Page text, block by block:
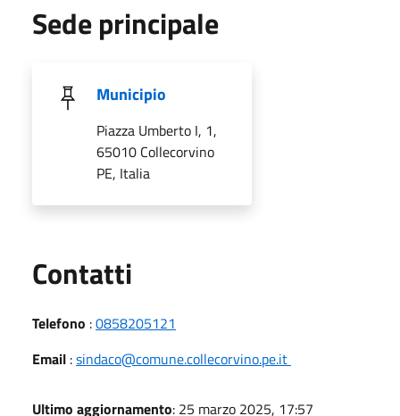
Sede principale
Municipio
Piazza Umberto I, 1,
65010 Collecorvino
PE, Italia
Contatti
Telefono :0858205121
Email :sindaco@comune.collecorvino.pe.it
Ultimo aggiornamento: 25 marzo 2025, 17:57